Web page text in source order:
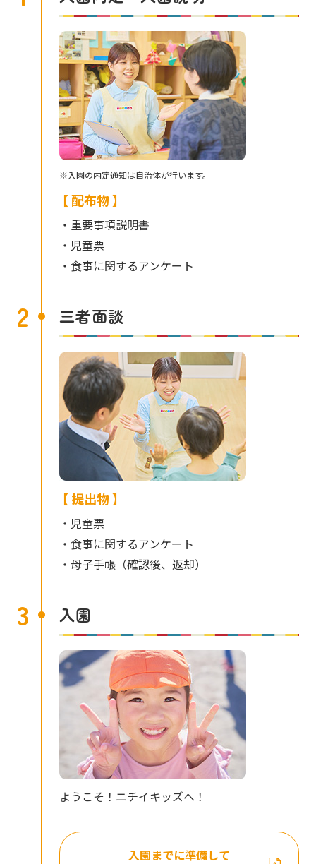
※入園の内定通知は自治体が行います。
【 配布物 】
・重要事項説明書
・児童票
・食事に関するアンケート
2 三者面談
【 提出物 】
・児童票
・食事に関するアンケート
・母子手帳（確認後、返却）
3 入園
ようこそ！ニチイキッズへ！
入園までに準備して